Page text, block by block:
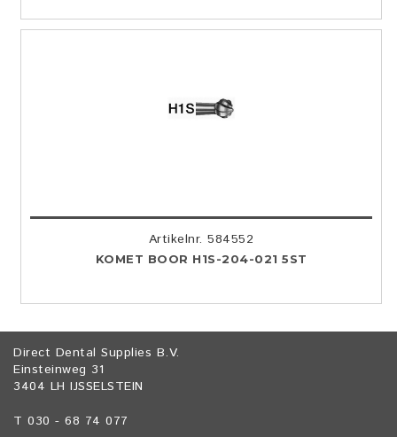
Artikelnr. 584552
KOMET BOOR H1S-204-021 5ST
Direct Dental Supplies B.V.
Einsteinweg 31
3404 LH IJSSELSTEIN
T 030 - 68 74 077